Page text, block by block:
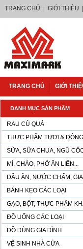
TRANG CHỦ GIỚI THIỆU
TRANG CHỦ GIỚI
DANH MỤC SẢN PHẨM
RAU CỦ QUẢ
THỰC PHẨM TƯƠI &
SỮA, SỮA CHUA, NGŨ
MÌ, CHÁO, PHỞ ĂN LIỀN...
DẦU ĂN, NƯỚC CHẤM, GIA
BÁNH KẸO CÁC LOẠI
GẠO, BỘT, THỰC PHẨM
ĐỒ UỐNG CÁC LOẠI
ĐỒ DÙNG GIA ĐÌNH
VỆ SINH NHÀ CỬA